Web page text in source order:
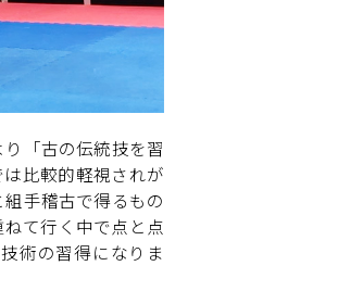
「古の伝統技を習
比較的軽視されが
手稽古で得るもの
て行く中で点と点
術の習得になりま